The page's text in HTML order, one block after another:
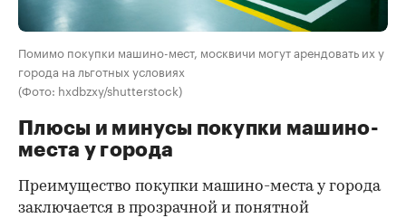
Помимо покупки машино-мест, москвичи могут арендовать их у
города на льготных условиях
(Фото: hxdbzxy/shutterstock)
Плюсы и минусы покупки машино-
места у города
Преимущество покупки машино-места у города
заключается в прозрачной и понятной